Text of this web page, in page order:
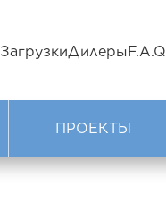
ЗагрузкиДилерыF.A.Q
ПРОЕКТЫ